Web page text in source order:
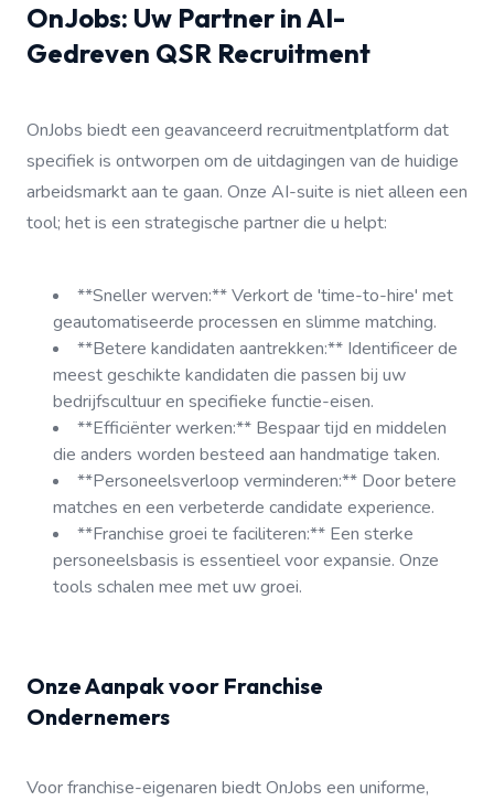
OnJobs: Uw Partner in AI-
Gedreven QSR Recruitment
OnJobs biedt een geavanceerd recruitmentplatform dat
specifiek is ontworpen om de uitdagingen van de huidige
arbeidsmarkt aan te gaan. Onze AI-suite is niet alleen een
tool; het is een strategische partner die u helpt:
**Sneller werven:** Verkort de 'time-to-hire' met
geautomatiseerde processen en slimme matching.
**Betere kandidaten aantrekken:** Identificeer de
meest geschikte kandidaten die passen bij uw
bedrijfscultuur en specifieke functie-eisen.
**Efficiënter werken:** Bespaar tijd en middelen
die anders worden besteed aan handmatige taken.
**Personeelsverloop verminderen:** Door betere
matches en een verbeterde candidate experience.
**Franchise groei te faciliteren:** Een sterke
personeelsbasis is essentieel voor expansie. Onze
tools schalen mee met uw groei.
Onze Aanpak voor Franchise
Ondernemers
Voor franchise-eigenaren biedt OnJobs een uniforme,